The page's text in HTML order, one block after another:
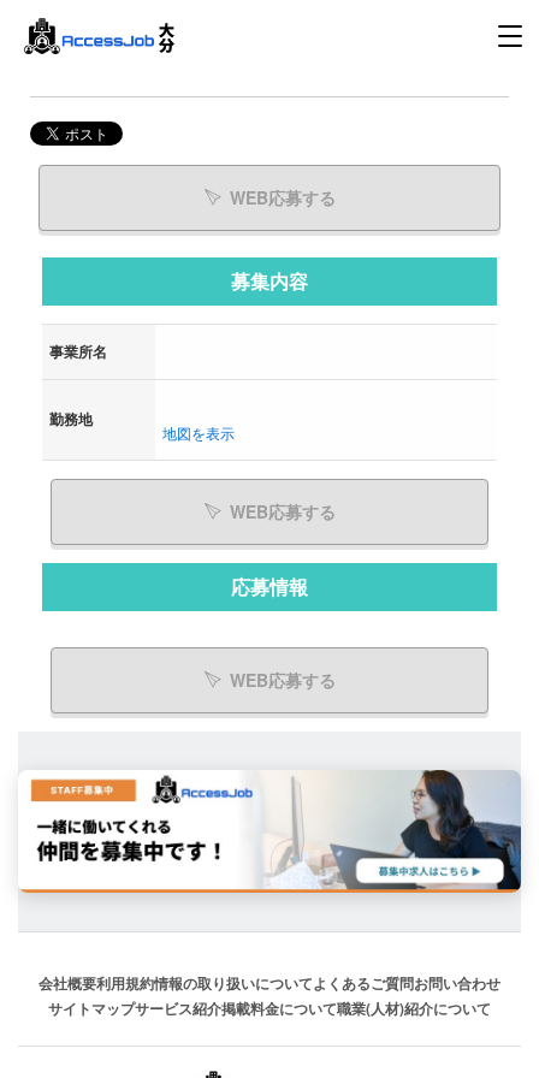
WEB応募する
募集内容
事業所名
勤務地
地図を表示
WEB応募する
応募情報
WEB応募する
会社概要利用規約情報の取り扱いについてよくあるご質問お問い合わせ
サイトマップサービス紹介掲載料金について職業(人材)紹介について